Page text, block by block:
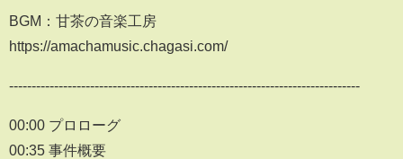
BGM：甘茶の音楽工房
https://amachamusic.chagasi.com/
------------------------------------------------------------------------------
00:00 プロローグ
00:35 事件概要